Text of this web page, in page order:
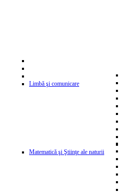
Limbă şi comunicare
Matematică şi Ştiinţe ale naturii